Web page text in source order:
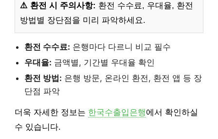
⚠️ 환전 시 주의사항: 환전 수수료, 우대율, 환전
방법별 장단점을 미리 파악하세요.
환전 수수료: 은행마다 다르니 비교 필수
우대율: 금액별, 기간별 우대율 확인
환전 방법: 은행 방문, 온라인 환전, 환전 앱 등 장
단점 파악
더욱 자세한 정보는 한국수출입은행에서 확인하실
수 있습니다.